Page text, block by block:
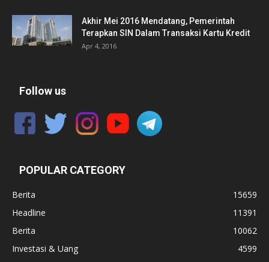
Akhir Mei 2016 Mendatang, Pemerintah
Terapkan SIN Dalam Transaksi Kartu Kredit
Apr 4, 2016
Follow us
POPULAR CATEGORY
Berita
15659
Headline
11391
Berita
10062
Investasi & Uang
4599